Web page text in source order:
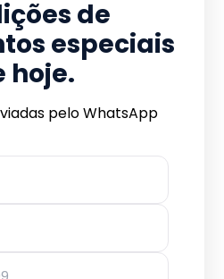
de
especiais
hoje.
pelo WhatsApp